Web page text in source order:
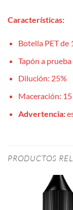
Características:
Botella PET de
Tapón a
Dilución: 25%
Maceración:
Advertencia:
PRODUCTOS